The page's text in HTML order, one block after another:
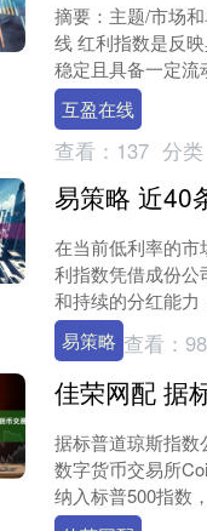
摘要：主题/市场
线 红利指数是反
稳定且具备一定流
整体表现的指数，
以这类指数为跟踪
互盈在线
查看： 137 分类
在当前低利率的市
利指数凭借成份
和持续的分红能力
置中的热门选择。
场上有被动型基金
易策略 查看：98
据标普道琼斯指
数字货币交易所
纳入标普500指数
Financial。....